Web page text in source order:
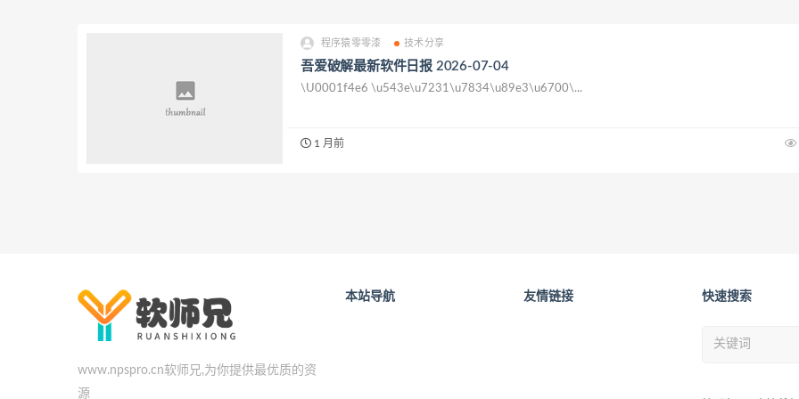
程序猿零零漆 技术分享
吾爱破解最新软件日报 2026-07-04
\U0001f4e6 \u543e\u7231\u7834\u89e3\u6700\...
1 月前
www.npspro.cn软师兄,为你提供最优质的资
源
本站导航 友情链接 快速搜索